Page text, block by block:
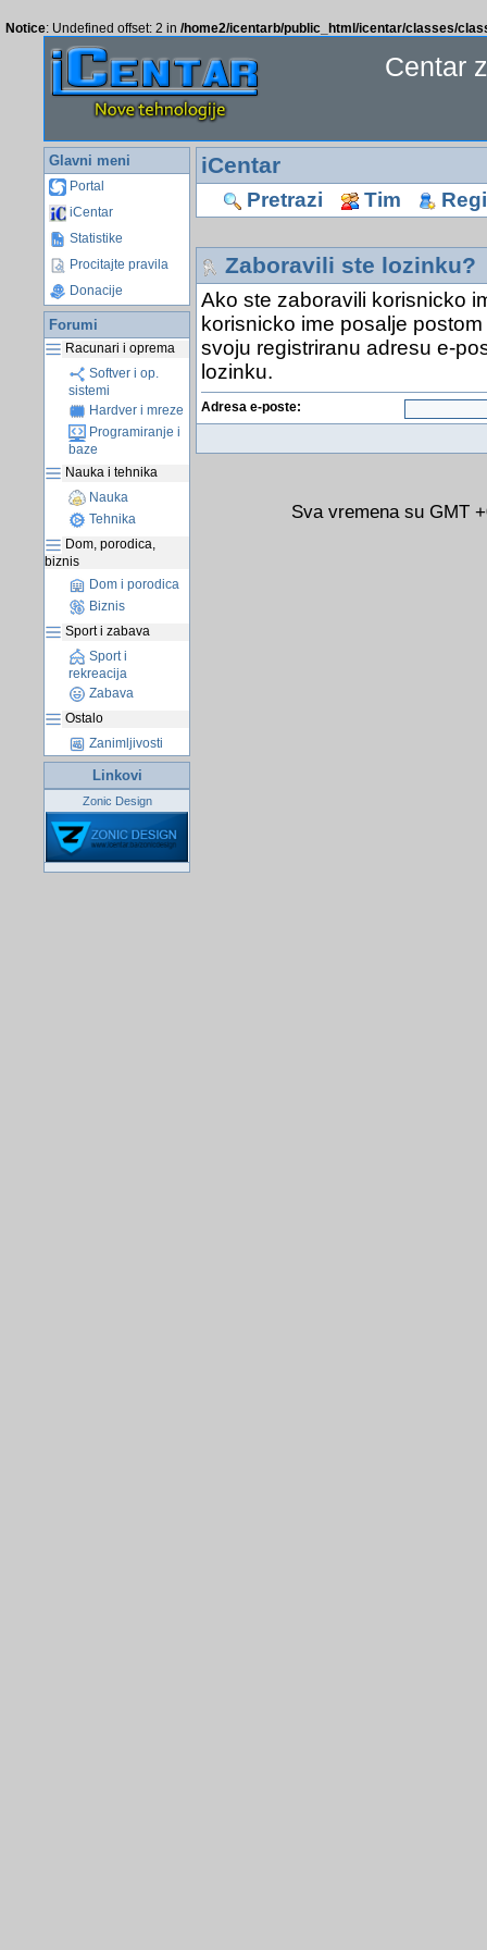
Notice: Undefined offset: 2 in /home2/icentarb/public_html/icentar/classes/
Centar
Glavni meni
Portal
iCentar
Statistike
Procitajte pravila
Donacije
Forumi
Racunari i oprema
Softver i op.
sistemi
Hardver i mreze
Programiranje i
baze
Nauka i tehnika
Nauka
Tehnika
Dom, porodica,
biznis
Dom i porodica
Biznis
Sport i zabava
Sport i
rekreacija
Zabava
Ostalo
Zanimljivosti
Linkovi
Zonic Design
iCentar
Pretrazi Tim
Zaboravili ste lozinku?
Ako ste zaboravili korisnicko
korisnicko ime posalje
svoju registriranu adresu e-
lozinku.
Adresa e-poste:
Sva vremena su GMT